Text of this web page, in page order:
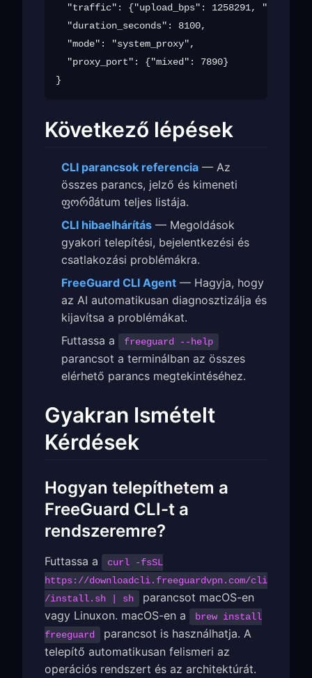
"traffic": {"upload_bps": 1258291,
  "duration_seconds": 8100,
  "mode": "system_proxy",
  "proxy_port": {"mixed": 7890}
Következő lépések
CLI parancsok referencia — Az
összes parancs, jelző és kimeneti
ფორმátum teljes listája.
CLI hibaelhárítás — Megoldások
gyakori telepítési, bejelentkezési és
csatlakozási problémákra.
FreeGuard CLI Agent — Hagyja, hogy
az AI automatikusan diagnosztizálja és
kijavítsa a problémákat.
Futtassa a
freeguard --help
parancsot a terminálban az összes
elérhető parancs megtekintéséhez.
Gyakran Ismételt
Kérdések
Hogyan telepíthetem a
FreeGuard CLI-t a
rendszeremre?
Futtassa a
curl -fsSL
https://downloadcli.freeguardvpn.com/cli
/install.sh | sh
parancsot macOS-en
vagy Linuxon. macOS-en a
brew install
freeguard
parancsot is használhatja. A
telepítő automatikusan felismeri az
operációs rendszert és az architektúrát.